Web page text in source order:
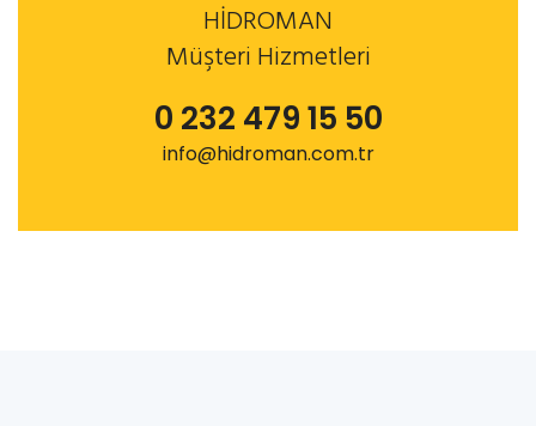
HİDROMAN
Müşteri Hizmetleri
0 232 479 15 50
info@hidroman.com.tr